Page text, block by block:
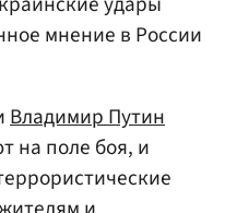
мнение в России
Владимир Путин
на поле боя, и